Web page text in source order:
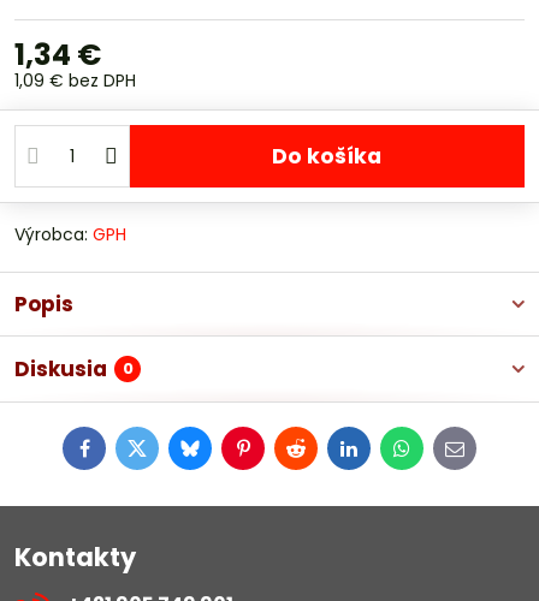
1,34 €
1,09 € bez DPH
Do košíka
Výrobca: GPH
Popis
Diskusia 0
FacebookTwitterBlueskyPinterestRedditLinkedInWhatsApp
E-
mail
Kontakty